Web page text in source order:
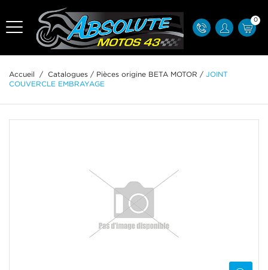
0
Accueil / Catalogues / Pièces origine BETA MOTOR / JOINT
COUVERCLE EMBRAYAGE